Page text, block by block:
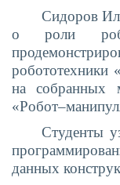
Сидоров
о роли
робототехники
на собранных
Студенты
данных